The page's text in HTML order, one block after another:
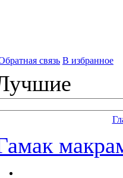
связь В избранное